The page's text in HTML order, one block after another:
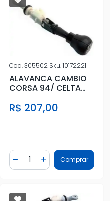
Cod.305502 Sku.10172221
ALAVANCA CAMBIO
CORSA 94/ CELTA
VECTRA 94/
R$ 207,00
Diminuir Quantidade
Quantidade
AdicionarComprar